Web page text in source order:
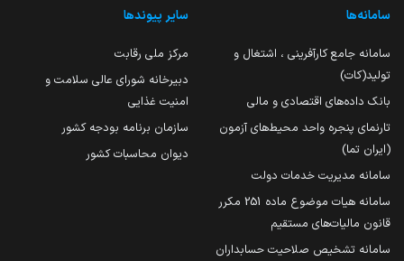
سامانه‌ها
سامانه جامع کارآفرینی ، اشتغال و
تولید(کات)
بانک داده‌های اقتصادی و مالی
تارنمای پنجره واحد محیط‌های آزمون
(ایران تما)
سامانه مدیریت خدمات دولت
سامانه هیات موضوع ماده 251 مکرر
قانون مالیات‌های مستقیم
سامانه تشخیص صلاحیت حسابداران
سایر پیوندها
مرکز ملی رقابت
دبیرخانه شورای عالی سلامت و
امنیت غذایی
سازمان برنامه بودجه کشور
دیوان محاسبات کشور